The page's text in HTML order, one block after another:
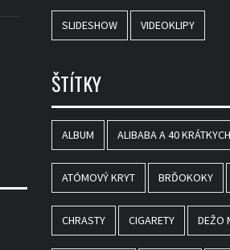
SLIDESHOW VIDEOKLIPY
ŠTÍTKY
ALBUM ALIBABA A 40
ATÓMOVÝ KRYT BRĎOKOKY
CHRASTY CIGARETY DEŽO